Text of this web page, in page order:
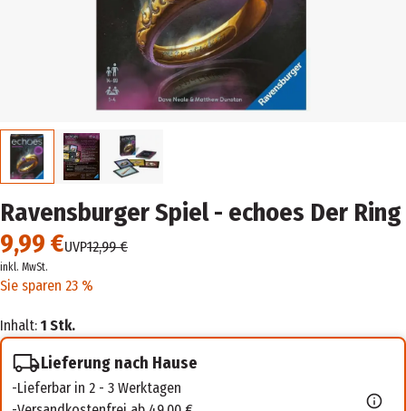
Ravensburger Spiel - echoes Der Ring
9,99 €UVP12,99 €
inkl. MwSt.
Sie sparen 23 %
Inhalt: 1 Stk.
Lieferung nach Hause
Lieferbar in 2 - 3 Werktagen